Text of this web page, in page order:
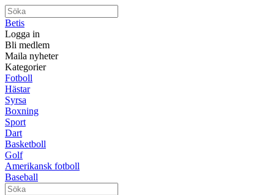
Betis
Logga in
Bli medlem
Maila nyheter
Kategorier
Fotboll
Hästar
Syrsa
Boxning
Sport
Dart
Basketboll
Golf
Amerikansk fotboll
Baseball